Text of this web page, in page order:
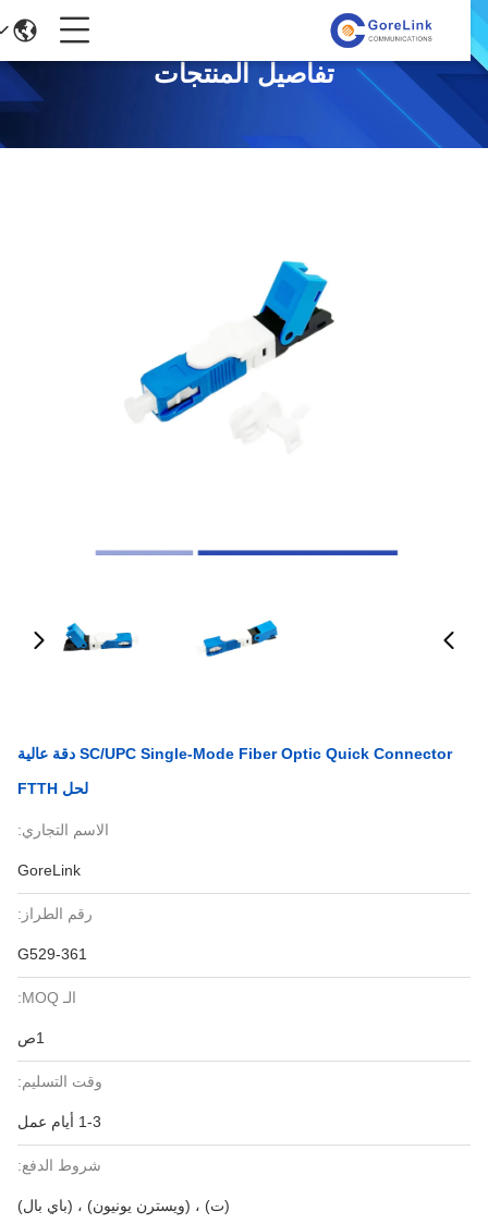
تفاصيل المنتجات
SC/UPC Single-Mode Fiber Optic Quick Connector دقة عالية
لحل FTTH
الاسم التجاري:
GoreLink
رقم الطراز:
G529-361
الـ MOQ:
وقت التسليم:
1-3 أيام عمل
شروط الدفع:
(ت) ، (ويسترن يونيون) ، (باي بال)